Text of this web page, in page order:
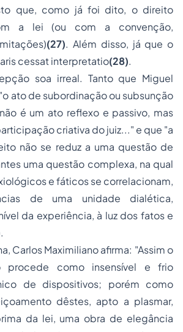
que, como já foi dito, o direito
a lei (ou com a convenção,
(27). Além disso, já que o
cessat interpretatio(28).
soa irreal. Tanto que Miguel
ato de subordinação ou subsunção
é um ato reflexo e passivo, mas
criativa do juiz..." e que "a
não se reduz a uma questão de
uma questão complexa, na qual
e fáticos se correlacionam,
de uma unidade dialética,
da experiência, à luz dos fatos e
.
Carlos Maximiliano afirma: "Assim o
procede como insensível e frio
de dispositivos; porém como
dêstes, apto a plasmar,
da lei, uma obra de elegância